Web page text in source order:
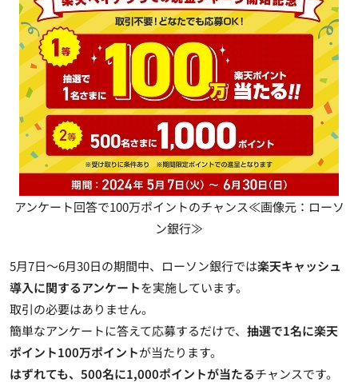
アンケート回答で100万ポイントのチャンス≪画像元：ローソ
ン銀行≫
5月7日～6月30日の期間中、ローソン銀行では楽天キャッシュ
導入に関するアンケートを実施しています。
取引の必要はありません。
簡単なアンケートに答えて応募するだけで、 抽選で1名に楽天
ポイント100万ポイントが当たります。
はずれても、500名に1,000ポイントが当たるチャンスです。